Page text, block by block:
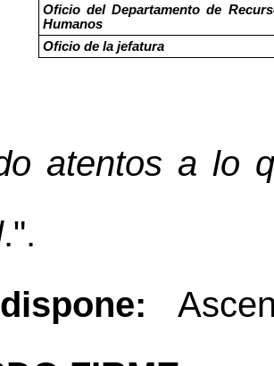
Oficio del Departamento de
Humanos
Oficio de la jefatura
atentos a lo
.".